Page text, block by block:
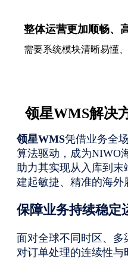
整体运营更加顺畅、
需要系统模块清晰易懂
领星WMS解决
领星WMS凭借业务全
算法驱动，成为NIWO
助力其实现从入库到
建起敏捷、精准的海外
保障业务持续稳定
面对全球不同时区、
对订单处理的连续性